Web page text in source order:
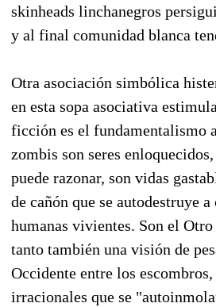
skinheads linchanegros
y al final comunidad blanca
Otra asociación simbólica
en esta sopa asociativa
ficción es el fundamentalismo
zombis son seres
puede razonar, son vidas
de cañón que se autodestruye a
humanas vivientes. Son el
tanto también una visión de
Occidente entre los
irracionales que se